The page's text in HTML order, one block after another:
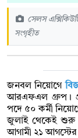
সেলস
সংগৃহীত
জনবল নিয়োগে
আরএফএল গ্রুপ।
পদে ৫০ কর্মী
জুলাই থেকেই শুরু
আগামী ২১